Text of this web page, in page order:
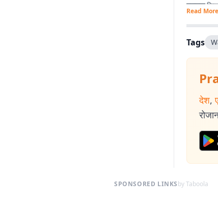
स्नातक
Read More
Tags
देश,
SPONSORED LINKSby Taboola